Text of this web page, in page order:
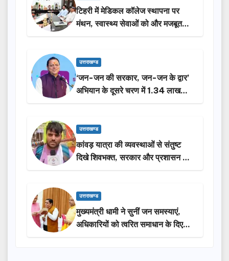
टिहरी में मेडिकल कॉलेज स्थापना पर
मंथन, स्वास्थ्य सेवाओं को और मजबूत
करेगी सरकार: मुख्यमंत्री धामी…
उत्तराखण्ड
‘जन-जन की सरकार, जन-जन के द्वार’
अभियान के दूसरे चरण में 1.34 लाख
लोगों की भागीदारी…
उत्तराखण्ड
कांवड़ यात्रा की व्यवस्थाओं से संतुष्ट
दिखे शिवभक्त, सरकार और प्रशासन की
सराहना…
उत्तराखण्ड
मुख्यमंत्री धामी ने सुनीं जन समस्याएं,
अधिकारियों को त्वरित समाधान के दिए
निर्देश